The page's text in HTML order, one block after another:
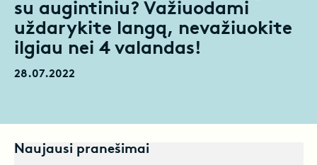
su augintiniu? Važiuodami
uždarykite langą, nevažiuokite
ilgiau nei 4 valandas!
28.07.2022
Naujausi pranešimai